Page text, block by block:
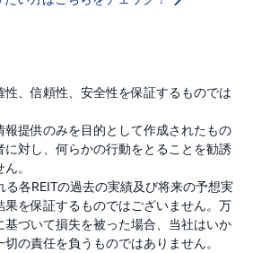
、信頼性、安全性を保証するものでは
提供のみを目的として作成されたもの
に対し、何らかの行動をとることを勧誘
。
る各REITの過去の実績及び将来の予想実
を保証するものではございません。万
づいて損失を被った場合、当社はいか
の責任を負うものではありません。